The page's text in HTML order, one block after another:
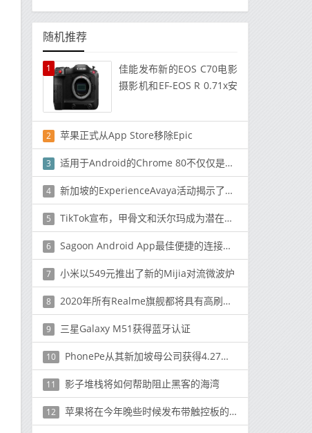
随机推荐
1
佳能发布新的EOS C70电影
摄影机和EF-EOS R 0.71x安
2 苹果正式从App Store移除Epic
3 适用于Android的Chrome 80不仅仅是新功能 而且还涉及优化
4 新加坡的ExperienceAvaya活动揭示了大多数IT买家不了解公司的一些事情
5 TikTok宣布，甲骨文和沃尔玛成为潜在合作伙伴
6 Sagoon Android App最佳便捷的连接和赚钱方式
7 小米以549元推出了新的Mijia对流微波炉
8 2020年所有Realme旗舰都将具有高刷新率显示屏
9 三星Galaxy M51获得蓝牙认证
10 PhonePe从其新加坡母公司获得4.27亿卢比
11 影子堆栈将如何帮助阻止黑客的海湾
12 苹果将在今年晚些时候发布带触控板的iPad键盘